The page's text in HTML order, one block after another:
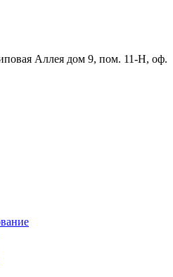
Аллея дом 9, пом. 11-Н, оф.